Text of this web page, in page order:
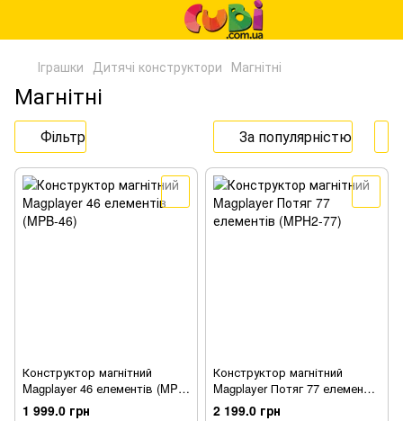
Іграшки Дитячі конструктори Магнітні
Магнітні
Фільтр За популярністю
Конструктор магнітний
Magplayer 46 елементів (MPB-
46)
1 999.0 грн
Конструктор магнітний
Magplayer Потяг 77 елементів
(MPH2-77)
2 199.0 грн